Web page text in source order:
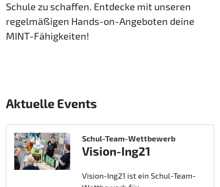
Schule zu schaffen. Entdecke mit unseren
regelmäßigen Hands-on-Angeboten deine
MINT-Fähigkeiten!
Aktuelle Events
Schul-Team-Wettbewerb
Vision-Ing21
Vision-Ing21 ist ein Schul-Team-